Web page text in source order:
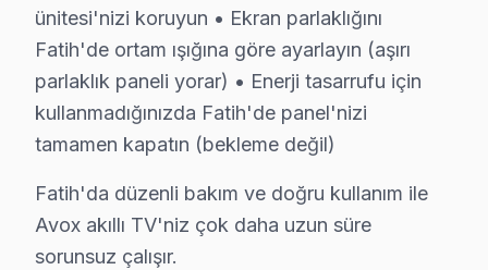
Sümbül Efendi Mahallesi'nde yaşayan Ahmet Bey,
Şehremini'de Avox TV Servisi
Şehremini Mahallesi'ndeki Gül Hanım,
Şehsuvar Bey'de Avox TV Servisi
Şehsuvar Bey Mahallesi, tarihi dokusunu koruyan
Tahtakale'de Avox TV Servisi
ünitesi'nizi koruyun • Ekran parlaklığını
Fatih'de ortam ışığına göre ayarlayın (aşırı
parlaklık paneli yorar) • Enerji tasarrufu için
kullanmadığınızda Fatih'de panel'nizi
tamamen kapatın (bekleme değil)
Fatih'da düzenli bakım ve doğru kullanım ile
Avox akıllı TV'niz çok daha uzun süre
sorunsuz çalışır.